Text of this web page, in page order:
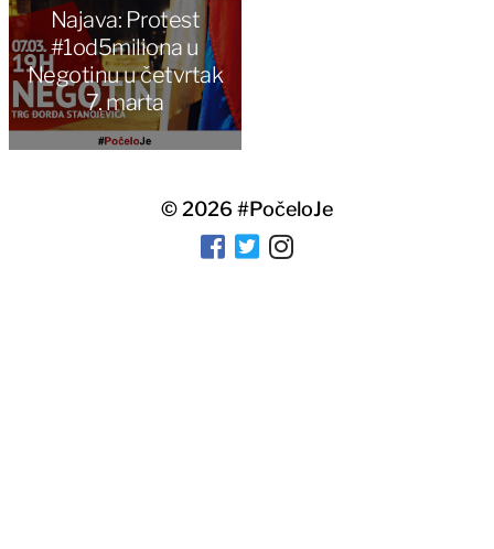
Najava: Protest
#1od5miliona u
Negotinu u četvrtak
7. marta
© 2026#PočeloJe